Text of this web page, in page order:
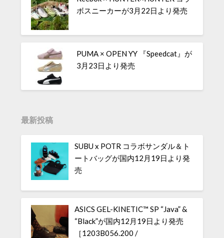
ボスニーカーが3月22日より発売
PUMA × OPEN YY 『Speedcat』が
3月23日より発売
最新投稿
SUBU x POTR コラボサンダル＆ト
ートバッグが国内12月19日より発
売
ASICS GEL-KINETIC™ SP “Java” &
“Black”が国内12月19日より発売
［1203B056.200 /